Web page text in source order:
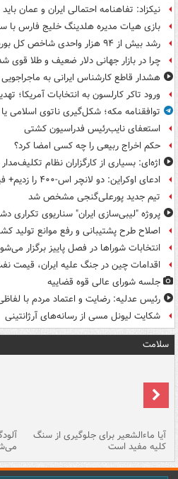
نیکزاد: تفاهنامه احتمالی ایران و عمان
بازی هیات مدیره هلدینگ خلیج فارس با
رشد بیش از ۹۴ هزار واحدی شاخص کل بورس
چرا در بازار جهانی دلار ضعیف و طلا قوی
هشدار قاطع کارشناس ایرانی به
ورود تاکر کارلسون به انتخابات آمریکا؛
توافقنامه مکه؛ شکل‌گیری ناتوی اسلامی یا
استعفای نایب‌رئیس فدراسیون کشتی
حکم اخراج ربیعی را چه کسی امضا کرد؟
اژه‌ای: بسیاری از کارگزاران نظام
ادعای اوکراین: دو لانچر اس-۴۰۰ را زدیم+ فیلم
تیم جدید پورعلی‌گنجی مشخص شد
پروژه "لیبی‌سازی ایران" سناریوی تکراری
اصلاح طرح پشتیبانی و رفع موانع تولید
انتخابات شوراها در فصل پاییز برگزار
اقدامات چین در جنگ علیه ایران، قیمت نفت را ۳۰ دلار
جلسه شورای عالی قوه قضاییه
رئیس عدلیه: رضایت و اعتماد مردم با
شکایت لیونل مسی از رسانه‌های آرژانتینی
سلامت
آیا ماءالشعیر برای جلوگیری از سنگ
کلیه مفید است